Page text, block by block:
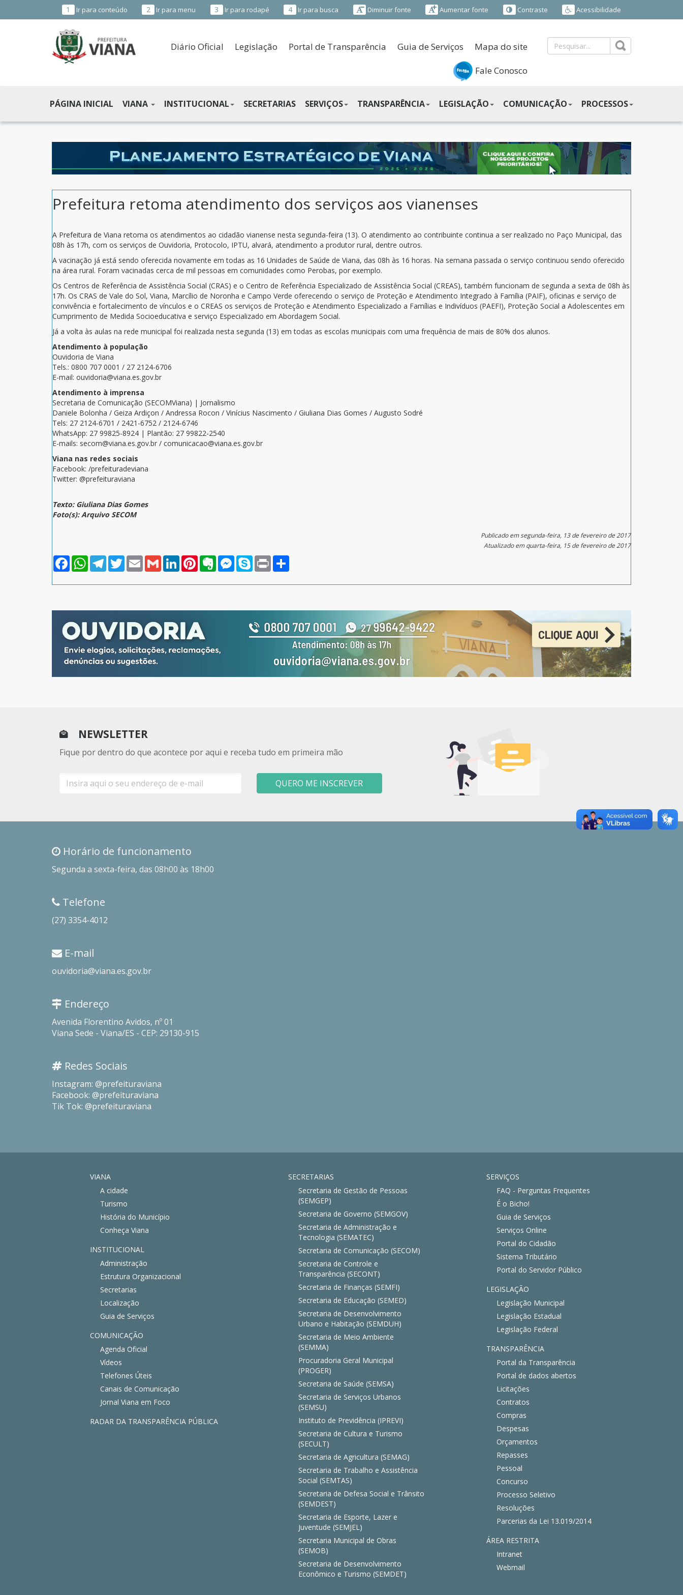
1 Ir para conteúdo 2 Ir para menu 3 Ir para rodapé 4 Ir para busca Diminuir fonte Aumentar fonte Contraste Acessibilidade
MUNICIPAL
DE
VIANA
ES
Diário Oficial Legislação Portal de Transparência Guia de Serviços Mapa do site
Fale Conosco
PÁGINA INICIAL VIANA INSTITUCIONAL SECRETARIAS SERVIÇOS TRANSPARÊNCIA LEGISLAÇÃO COMUNICAÇÃO PROCESSOS
Prefeitura retoma atendimento dos serviços aos vianenses
A Prefeitura de Viana retoma os atendimentos ao cidadão vianense nesta segunda-feira (13). O atendimento ao contribuinte continua a ser realizado no Paço Municipal, das
08h às 17h, com os serviços de Ouvidoria, Protocolo, IPTU, alvará, atendimento a produtor rural, dentre outros.
A vacinação já está sendo oferecida novamente em todas as 16 Unidades de Saúde de Viana, das 08h às 16 horas. Na semana passada o serviço continuou sendo oferecido
na área rural. Foram vacinadas cerca de mil pessoas em comunidades como Perobas, por exemplo.
Os Centros de Referência de Assistência Social (CRAS) e o Centro de Referência Especializado de Assistência Social (CREAS), também funcionam de segunda a sexta de 08h às
17h. Os CRAS de Vale do Sol, Viana, Marcílio de Noronha e Campo Verde oferecendo o serviço de Proteção e Atendimento Integrado à Família (PAIF), oficinas e serviço de
convivência e fortalecimento de vínculos e o CREAS os serviços de Proteção e Atendimento Especializado a Famílias e Indivíduos (PAEFI), Proteção Social a Adolescentes em
Cumprimento de Medida Socioeducativa e serviço Especializado em Abordagem Social.
Já a volta às aulas na rede municipal foi realizada nesta segunda (13) em todas as escolas municipais com uma frequência de mais de 80% dos alunos.
Atendimento à população
Ouvidoria de Viana
Tels.: 0800 707 0001 / 27 2124-6706
E-mail: ouvidoria@viana.es.gov.br
Atendimento à imprensa
Secretaria de Comunicação (SECOMViana) | Jornalismo
Daniele Bolonha / Geiza Ardiçon / Andressa Rocon / Vinícius Nascimento / Giuliana Dias Gomes / Augusto Sodré
Tels: 27 2124-6701 / 2421-6752 / 2124-6746
WhatsApp: 27 99825-8924 | Plantão: 27 99822-2540
E-mails: secom@viana.es.gov.br / comunicacao@viana.es.gov.br
Viana nas redes sociais
Facebook: /prefeituradeviana
Twitter: @prefeituraviana
Texto: Giuliana Dias Gomes
Foto(s): Arquivo SECOM
Publicado em segunda-feira, 13 de fevereiro de 2017
Atualizado em quarta-feira, 15 de fevereiro de 2017
FacebookWhatsAppTelegramTwitterEmail Gmail LinkedInPinterestEvernoteMessenger
Skype Print
NEWSLETTER
Fique por dentro do que acontece por aqui e receba tudo em primeira mão
mail
QUERO ME INSCREVER
Horário de funcionamento
Segunda a sexta-feira, das 08h00 às 18h00
Telefone
(27) 3354-4012
E-mail
ouvidoria@viana.es.gov.br
Endereço
Avenida Florentino Avidos, nº 01
Viana Sede - Viana/ES - CEP: 29130-915
Redes Sociais
Instagram: @prefeituraviana
Facebook: @prefeituraviana
Tik Tok: @prefeituraviana
VIANA
A cidade
Turismo
História do Município
Conheça Viana
INSTITUCIONAL
Administração
Estrutura Organizacional
Secretarias
Localização
Guia de Serviços
COMUNICAÇÃO
Agenda Oficial
Vídeos
Telefones Úteis
Canais de Comunicação
Jornal Viana em Foco
RADAR DA TRANSPARÊNCIA PÚBLICA
SECRETARIAS
Secretaria de Gestão de Pessoas
(SEMGEP)
Secretaria de Governo (SEMGOV)
Secretaria de Administração e
Tecnologia (SEMATEC)
Secretaria de Comunicação (SECOM)
Secretaria de Controle e
Transparência (SECONT)
Secretaria de Finanças (SEMFI)
Secretaria de Educação (SEMED)
Secretaria de Desenvolvimento
Urbano e Habitação (SEMDUH)
Secretaria de Meio Ambiente
(SEMMA)
Procuradoria Geral Municipal
(PROGER)
Secretaria de Saúde (SEMSA)
Secretaria de Serviços Urbanos
(SEMSU)
Instituto de Previdência (IPREVI)
Secretaria de Cultura e Turismo
(SECULT)
Secretaria de Agricultura (SEMAG)
Secretaria de Trabalho e Assistência
Social (SEMTAS)
Secretaria de Defesa Social e Trânsito
(SEMDEST)
Secretaria de Esporte, Lazer e
Juventude (SEMJEL)
Secretaria Municipal de Obras
(SEMOB)
Secretaria de Desenvolvimento
Econômico e Turismo (SEMDET)
SERVIÇOS
FAQ - Perguntas Frequentes
É o Bicho!
Guia de Serviços
Serviços Online
Portal do Cidadão
Sistema Tributário
Portal do Servidor Público
LEGISLAÇÃO
Legislação Municipal
Legislação Estadual
Legislação Federal
TRANSPARÊNCIA
Portal da Transparência
Portal de dados abertos
Licitações
Contratos
Compras
Despesas
Orçamentos
Repasses
Pessoal
Concurso
Processo Seletivo
Resoluções
Parcerias da Lei 13.019/2014
ÁREA RESTRITA
Intranet
Webmail